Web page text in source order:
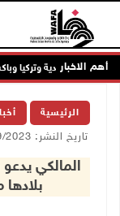
أهم الاخبار
السعودية وتركيا
الرئيسية
تاريخ النشر: 20/09/2023 05:08 م
المالكي